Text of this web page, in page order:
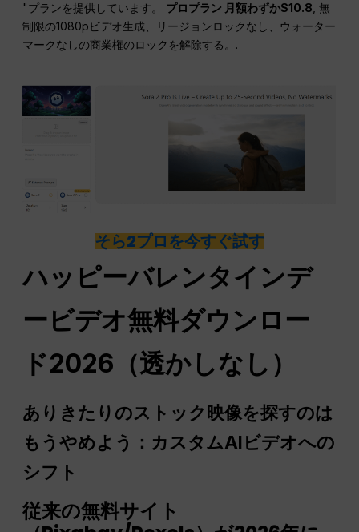
"プランを提供しています。 プロプラン 月額わずか$10.8 , 無
制限の1080pビデオ生成、リージョンロックなし、ウォーター
マークなしの商業権のロックを解除する。.
そら2プロを今すぐ試す
ハッピーバレンタインデ
ービデオ無料ダウンロー
ド2026（透かしなし）
ありきたりのストック映像を探すのは
もうやめよう：カスタムAIビデオへの
シフト
従来の無料サイト